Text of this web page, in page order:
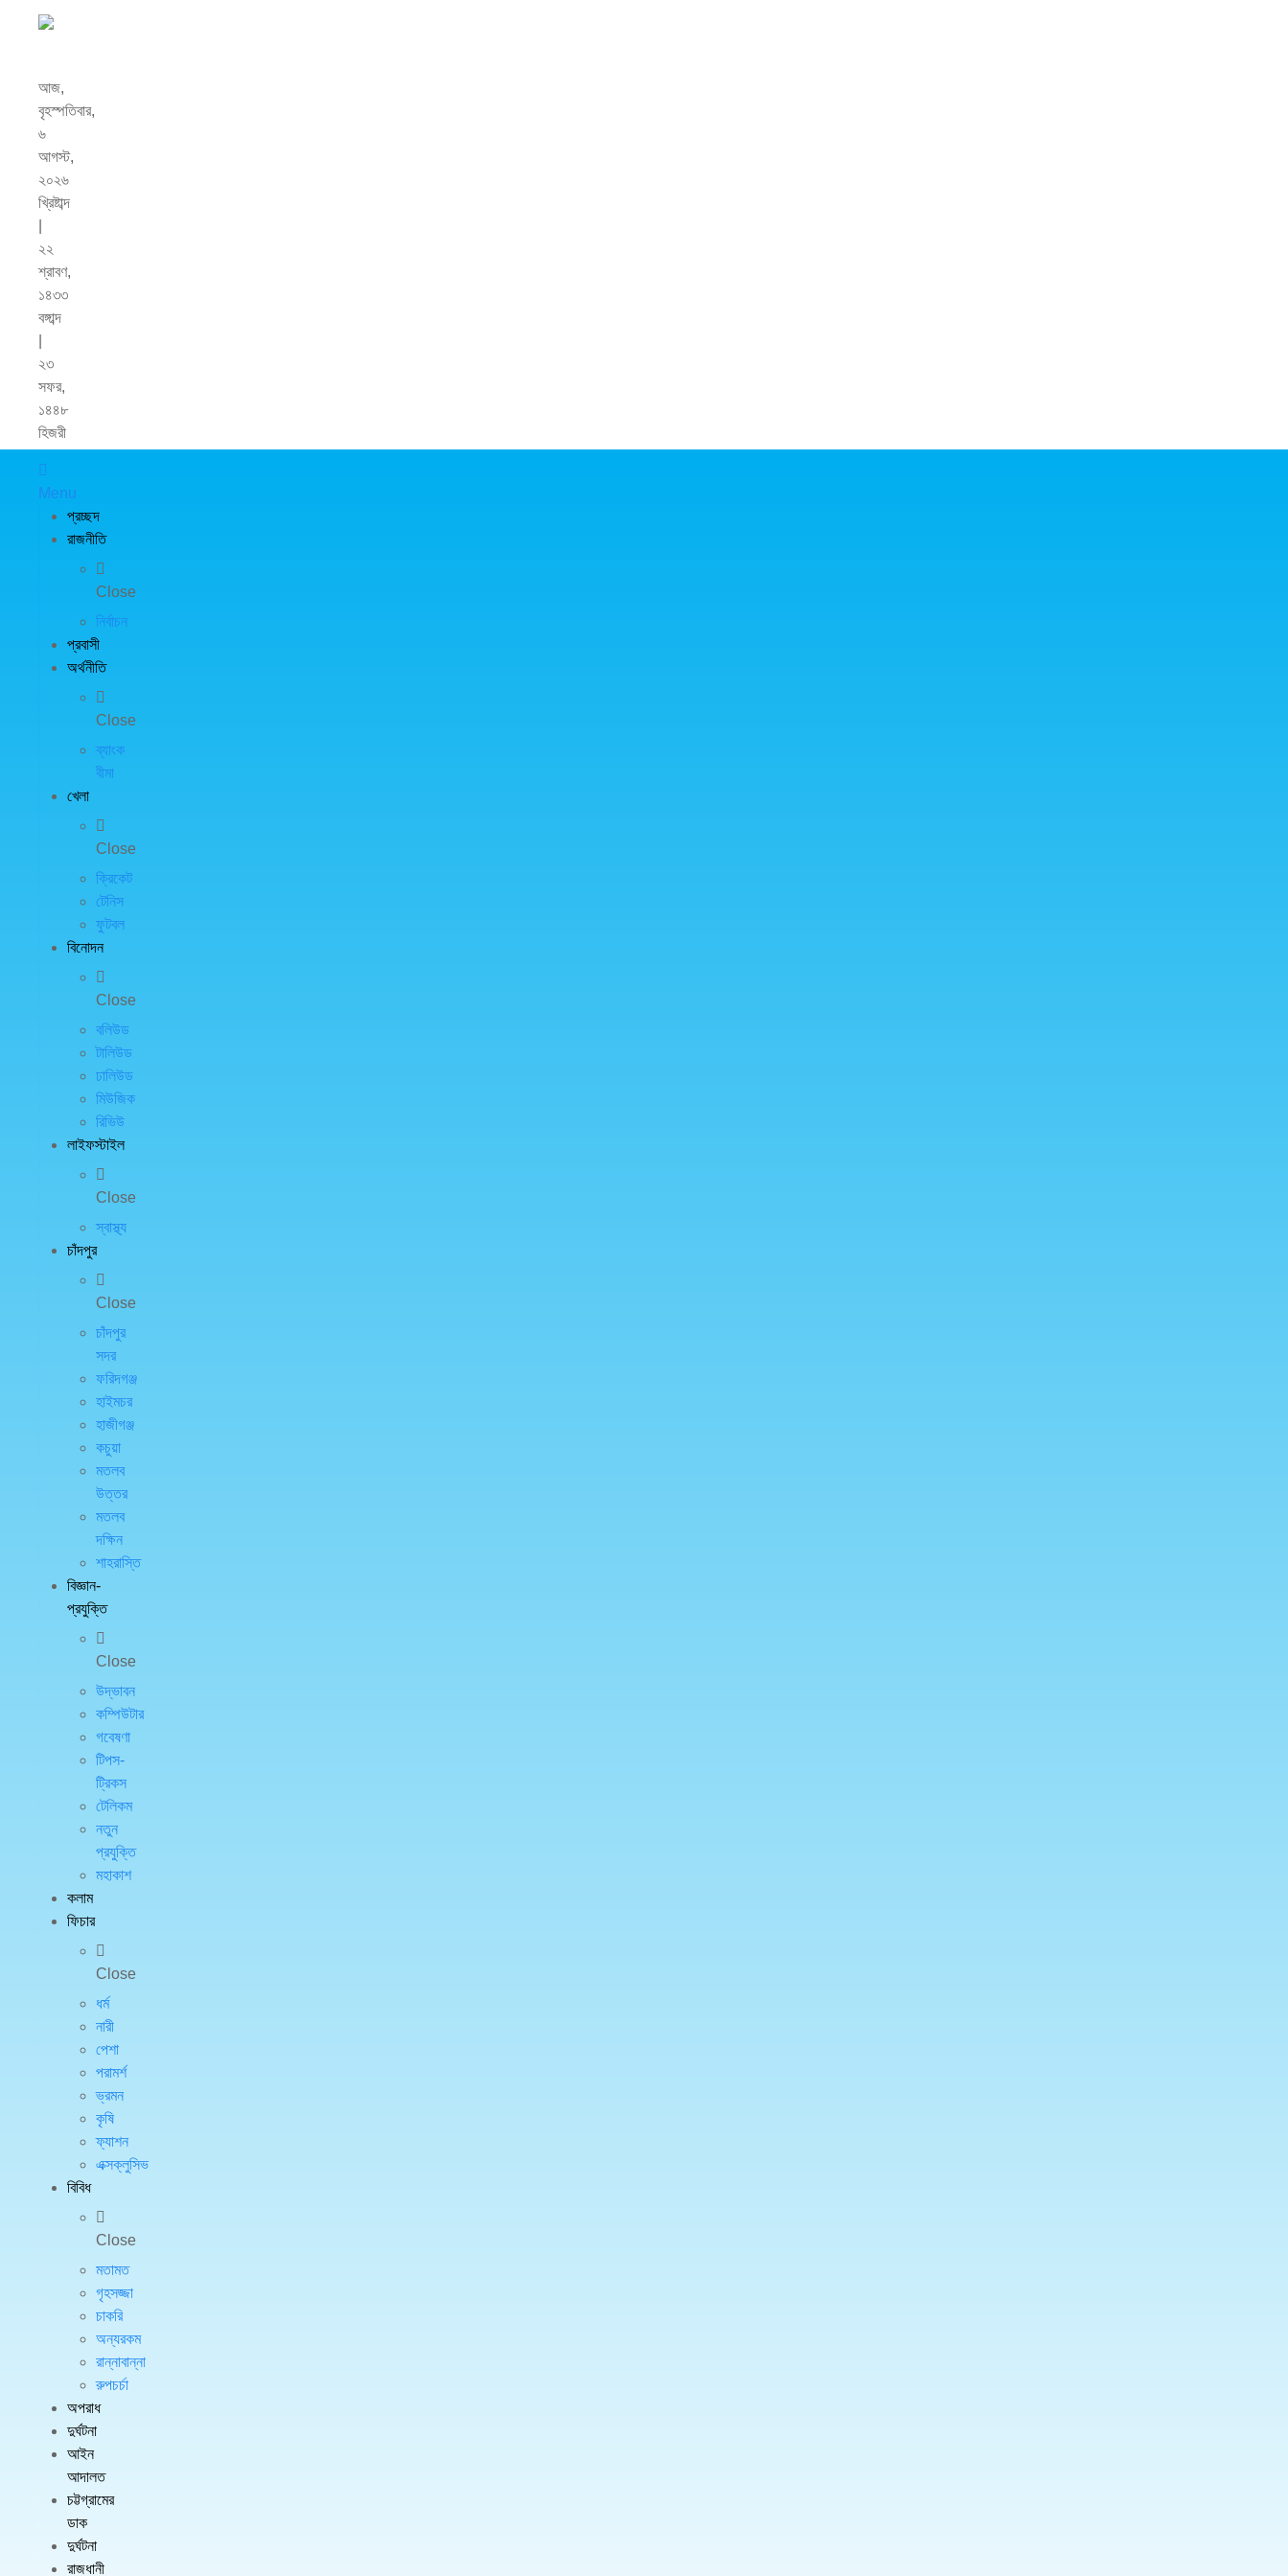
আজ,
বৃহস্পতিবার,
৬
আগস্ট,
২০২৬
খ্রিষ্টাব্দ
২২
শ্রাবণ,
১৪৩৩
বঙ্গাব্দ
২৩
সফর,
১৪৪৮
হিজরী
Menu
প্রচ্ছদ
রাজনীতি
Close
নির্বাচন
প্রবাসী
অর্থনীতি
Close
ব্যাংক
বীমা
খেলা
Close
ক্রিকেট
টেনিস
ফুটবল
বিনোদন
Close
বলিউড
টালিউড
ঢালিউড
মিউজিক
রিভিউ
লাইফস্টাইল
Close
স্বাস্থ্য
চাঁদপুর
Close
চাঁদপুর
সদর
ফরিদগঞ্জ
হাইমচর
হাজীগঞ্জ
কচুয়া
মতলব
উত্তর
মতলব
দক্ষিন
শাহরাস্তি
বিজ্ঞান-
প্রযুক্তি
Close
উদ্ভাবন
কম্পিউটার
গবেষণা
টিপস-
ট্রিকস
টেলিকম
নতুন
প্রযুক্তি
মহাকাশ
কলাম
ফিচার
Close
ধর্ম
নারী
পেশা
পরামর্শ
ভ্রমন
কৃষি
ফ্যাশন
এক্সক্লুসিভ
বিবিধ
Close
মতামত
গৃহসজ্জা
চাকরি
অন্যরকম
রান্নাবান্না
রুপচর্চা
অপরাধ
দুর্ঘটনা
আইন
আদালত
চট্টগ্রামের
ডাক
দুর্ঘটনা
রাজধানী